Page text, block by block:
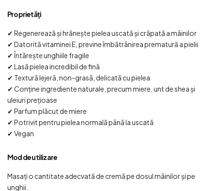
Proprietăți
✔ Regenerează și hrănește pielea uscată și crăpată a mâinilor
✔ Datorită vitaminei E, previne îmbătrânirea prematură a pielii
✔ Întărește unghiile fragile
✔ Lasă pielea incredibil de fină
✔ Textură lejeră, non-grasă, delicată cu pielea
✔ Conține ingrediente naturale, precum miere, unt de shea și
uleiuri prețioase
✔ Parfum plăcut de miere
✔ Potrivit pentru pielea normală până la uscată
✔ Vegan
Mod de utilizare
Masați o cantitate adecvată de cremă pe dosul mâinilor și pe
unghii.